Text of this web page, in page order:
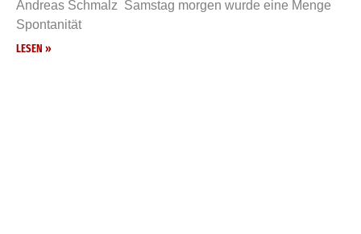
Andreas Schmalz Samstag morgen wurde eine Menge
Spontanität
LESEN »